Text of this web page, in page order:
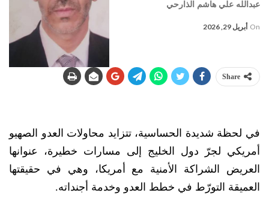
عبدالله علي هاشم الذارحي
On أبريل 29, 2026
Share
في لحظة شديدة الحساسية، تتزايد محاولات العدو الصهيو
أمريكي لجرّ دول الخليج إلى مسارات خطيرة، عنوانها
العريض الشراكة الأمنية مع أمريكا، وهي في حقيقتها
العميقة التورّط في خطط العدو وخدمة أجنداته.